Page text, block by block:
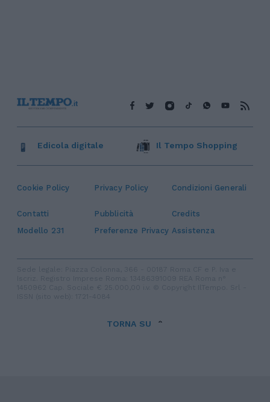
Cookie Policy Privacy Policy Condizioni Generali
Contatti Pubblicità
Credits
Modello 231
Preferenze Privacy Assistenza
Edicola digitale Il Tempo Shopping
TORNA SU